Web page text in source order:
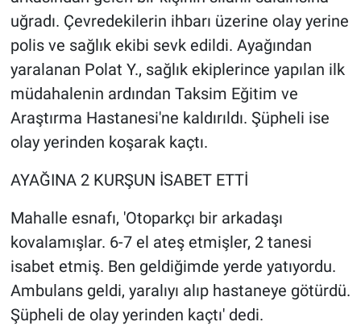
uğradı. Çevredekilerin ihbarı üzerine olay yerine
polis ve sağlık ekibi sevk edildi. Ayağından
yaralanan Polat Y., sağlık ekiplerince yapılan ilk
müdahalenin ardından Taksim Eğitim ve
Araştırma Hastanesi'ne kaldırıldı. Şüpheli ise
olay yerinden koşarak kaçtı.
AYAĞINA 2 KURŞUN İSABET ETTİ
Mahalle esnafı, 'Otoparkçı bir arkadaşı
kovalamışlar. 6-7 el ateş etmişler, 2 tanesi
isabet etmiş. Ben geldiğimde yerde yatıyordu.
Ambulans geldi, yaralıyı alıp hastaneye götürdü.
Şüpheli de olay yerinden kaçtı' dedi.